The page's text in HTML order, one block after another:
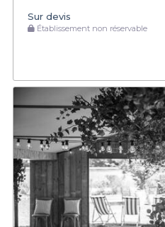
Sur devis
Établissement non réservable